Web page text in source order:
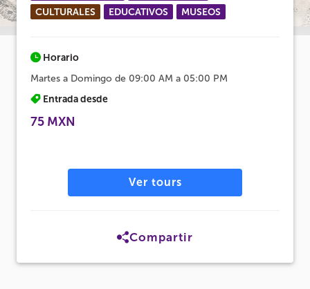
CULTURALES
EDUCATIVOS MUSEOS
Horario
Martes a Domingo de 09:00 AM a 05:00 PM
Entrada desde
75 MXN
Ver tours
Compartir